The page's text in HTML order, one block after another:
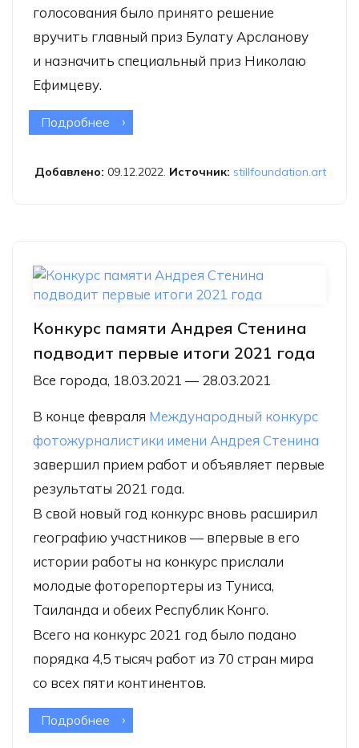
голосования было принято решение
вручить главный приз Булату Арсланову
и назначить специальный приз Николаю
Ефимцеву.
Подробнее о Фонд Still Art объявляет лауреатов
по современной fashion-фотографии
Добавлено: 09.12.2022. Источник: stillfoundation.art
Конкурс памяти Андрея Стенина
подводит первые итоги 2021 года
Все города, 18.03.2021 — 28.03.2021
В конце февраля Международный конкурс
фотожурналистики имени Андрея Стенина
завершил прием работ и объявляет первые
результаты 2021 года.
В свой новый год конкурс вновь расширил
географию участников — впервые в его
истории работы на конкурс прислали
молодые фоторепортеры из Туниса,
Таиланда и обеих Республик Конго.
Всего на конкурс 2021 год было подано
порядка 4,5 тысяч работ из 70 стран мира
со всех пяти континентов.
Подробнее о Конкурс памяти Андрея Стенина